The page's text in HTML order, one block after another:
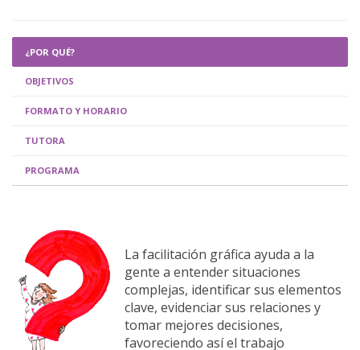
¿POR QUÉ?
OBJETIVOS
FORMATO Y HORARIO
TUTORA
PROGRAMA
La facilitación gráfica ayuda a la
gente a entender situaciones
complejas, identificar sus elementos
clave, evidenciar sus relaciones y
tomar mejores decisiones,
favoreciendo así el trabajo